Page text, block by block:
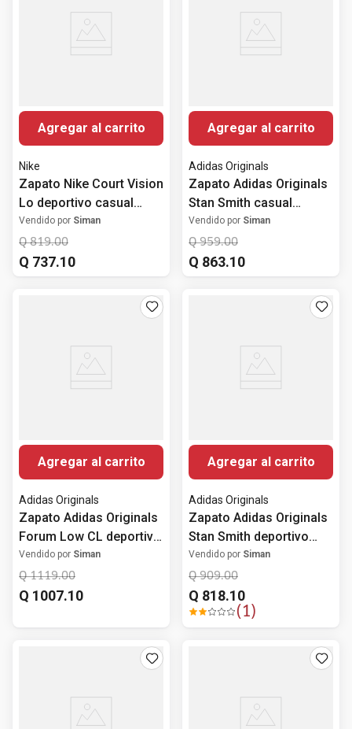
Agregar al carrito
Nike
Zapato Nike Court Vision
Lo deportivo casual
multicolor para hombre
Vendido por Siman
Q 819.00
Q 737.10
Agregar al carrito
Adidas Originals
Zapato Adidas Originals
Stan Smith casual
blanco para hombre
Vendido por Siman
Q 959.00
Q 863.10
Agregar al carrito
Adidas Originals
Zapato Adidas Originals
Forum Low CL deportivo
casual blanco para
hombre
Vendido por Siman
Q 1119.00
Q 1007.10
Agregar al carrito
Adidas Originals
Zapato Adidas Originals
Stan Smith deportivo
casual blanco para
hombre
Vendido por Siman
Q 909.00
Q 818.10
( 1)